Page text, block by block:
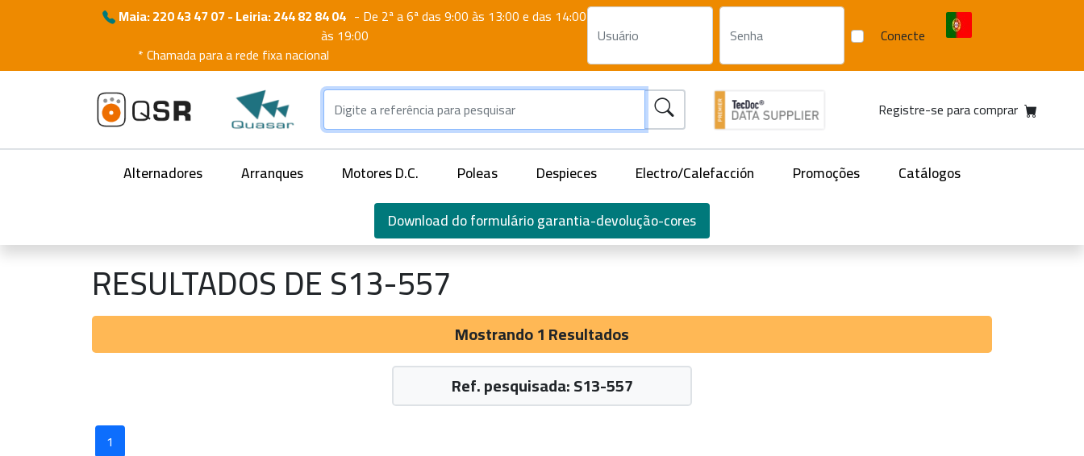
Maia: 220 43 47 07 - Leiria: 244 82 84 04 - De 2ª a 6ª das 9:00 às 13:00 e das 14:00
às 19:00
* Chamada para a rede fixa nacional
Conecte
Registre-se para comprar
Alternadores Arranques Motores D.C. Poleas Despieces Electro/Calefacción Promoções
Catálogos
Download do formulário garantia-devolução-cores
RESULTADOS DE S13-557
Mostrando 1 Resultados
Ref. pesquisada: S13-557
1